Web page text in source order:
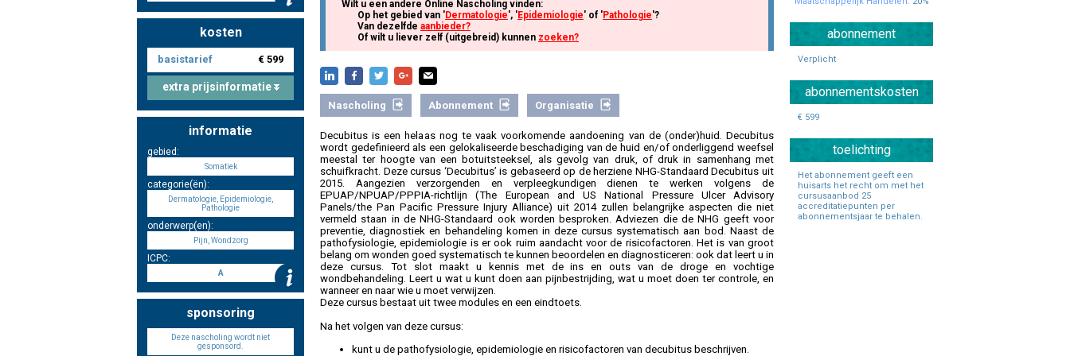
Specialisten Ouderengeneeskunde
kosten
basistarief € 599
extra prijsinformatie
informatie
gebied:
Somatiek
categorie(ën):
Dermatologie, Epidemiologie,
Pathologie
onderwerp(en):
Pijn, Wondzorg
ICPC:
A
sponsoring
Deze nascholing wordt niet
gesponsord.
abonnement
Verplicht
abonnementskosten
€ 599
toelichting
Het abonnement geeft een
huisarts het recht om met het
cursusaanbod 25
accreditatiepunten per
abonnementsjaar te behalen.
Wilt u een andere Online Nascholing vinden:
Op het gebied van 'Dermatologie', 'Epidemiologie' of 'Pathologie'?
Van dezelfde aanbieder?
Of wilt u liever zelf (uitgebreid) kunnen zoeken?
Nascholing Abonnement Organisatie
Decubitus is een helaas nog te vaak voorkomende aandoening van de (onder)huid. Decubitus
wordt gedefinieerd als een gelokaliseerde beschadiging van de huid en/of onderliggend weefsel
meestal ter hoogte van een botuitsteeksel, als gevolg van druk, of druk in samenhang met
schuifkracht. Deze cursus ‘Decubitus’ is gebaseerd op de herziene NHG-Standaard Decubitus uit
2015. Aangezien verzorgenden en verpleegkundigen dienen te werken volgens de
EPUAP/NPUAP/PPPIA-richtlijn (The European and US National Pressure Ulcer Advisory
Panels/the Pan Pacific Pressure Injury Alliance) uit 2014 zullen belangrijke aspecten die niet
vermeld staan in de NHG-Standaard ook worden besproken. Adviezen die de NHG geeft voor
preventie, diagnostiek en behandeling komen in deze cursus systematisch aan bod. Naast de
pathofysiologie, epidemiologie is er ook ruim aandacht voor de risicofactoren. Het is van groot
belang om wonden goed systematisch te kunnen beoordelen en diagnosticeren: ook dat leert u in
deze cursus. Tot slot maakt u kennis met de ins en outs van de droge en vochtige
wondbehandeling. Leert u wat u kunt doen aan pijnbestrijding, wat u moet doen ter controle, en
wanneer en naar wie u moet verwijzen.
Deze cursus bestaat uit twee modules en een eindtoets.
Na het volgen van deze cursus:
kunt u de pathofysiologie, epidemiologie en risicofactoren van decubitus beschrijven.